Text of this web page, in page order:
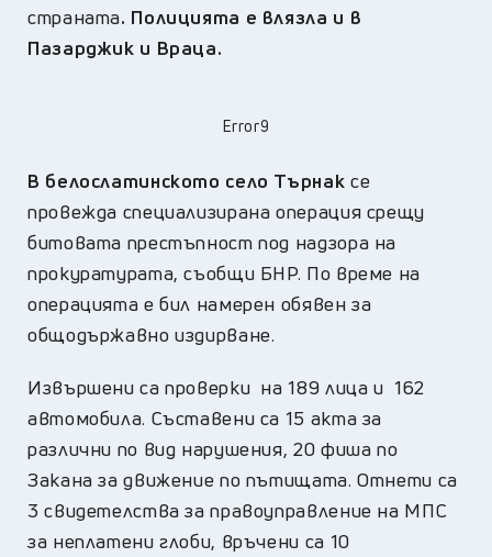
страната. Полицията е влязла и в
Пазарджик и Враца.
Error9
В белослатинското село Търнак се
провежда специализирана операция срещу
битовата престъпност под надзора на
прокуратурата, съобщи БНР. По време на
операцията е бил намерен обявен за
общодържавно издирване.
Извършени са проверки на 189 лица и 162
автомобила. Съставени са 15 акта за
различни по вид нарушения, 20 фиша по
Закана за движение по пътищата. Отнети са
3 свидетелства за правоуправление на МПС
за неплатени глоби, връчени са 10